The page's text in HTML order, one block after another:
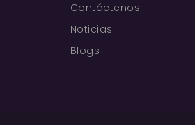
Contáctenos
Noticias
Blogs